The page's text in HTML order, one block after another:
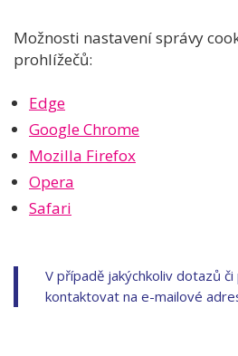
Možnosti nastavení správy
prohlížečů:
Edge
Google Chrome
Mozilla Firefox
Opera
Safari
V případě jakýchkoliv dotazů
kontaktovat na e-mailové